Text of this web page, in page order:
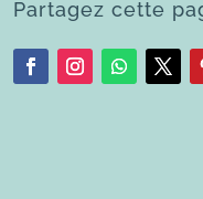
Partagez cette